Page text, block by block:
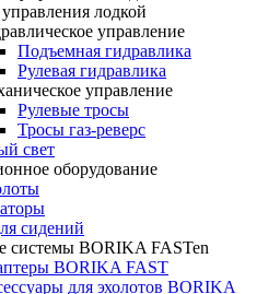
лодкой
управление
Подъемная гидравлика
Рулевая гидравлика
управление
Рулевые тросы
Тросы газ-реверс
свет
оборудование
сидений
системы BORIKA FASTen
BORIKA FAST
для эхолотов BORIKA